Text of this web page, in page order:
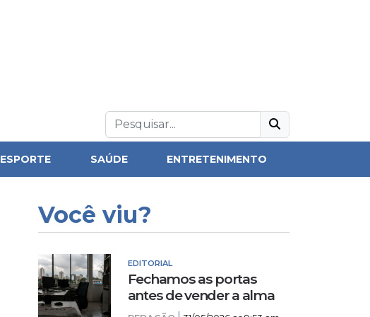
ESPORTE SAÚDE ENTRETENIMENTO
Você viu?
EDITORIAL
Fechamos as portas
antes de vender a alma